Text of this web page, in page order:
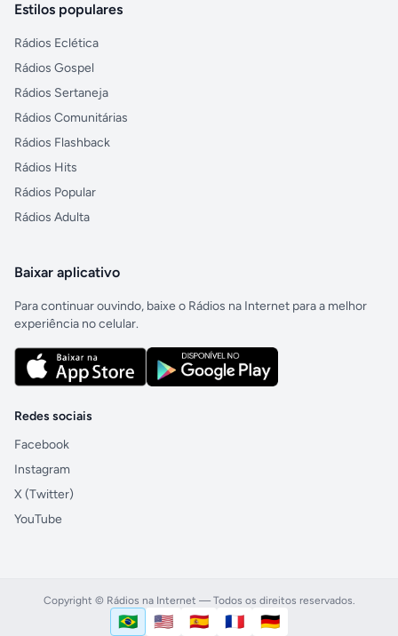
Estilos populares
Rádios Eclética
Rádios Gospel
Rádios Sertaneja
Rádios Comunitárias
Rádios Flashback
Rádios Hits
Rádios Popular
Rádios Adulta
Baixar aplicativo
Para continuar ouvindo, baixe o Rádios na Internet para a melhor
experiência no celular.
Redes sociais
Facebook
Instagram
X (Twitter)
YouTube
Copyright © Rádios na Internet — Todos os direitos reservados.
Idioma
🇧🇷Português (Brasil)
🇺🇸English (US)
🇪🇸Español
🇫🇷Français
🇩🇪Deutsch